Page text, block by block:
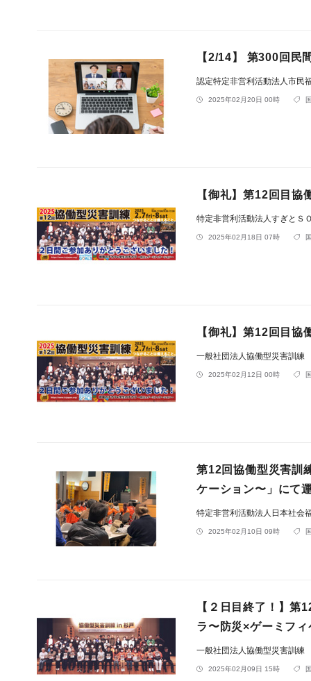
【2/14】 第300回民
認定特定非営利活動法人市民
2025年02月20日 00時
【御礼】第12回目
特定非営利活動法人すぎとＳ
2025年02月18日 07時
【御礼】第12回目
一般社団法人協働型災害訓練
2025年02月12日 00時
第12回協働型災害訓
ケーション〜」にて
特定非営利活動法人日本社会
2025年02月10日 09時
【２日目終了！】第
ラ〜防災×ゲーミフ
一般社団法人協働型災害訓練
2025年02月09日 15時